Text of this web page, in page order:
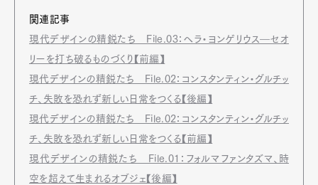
関連記事
現代デザインの精鋭たち File.03：ヘラ・ヨンゲリウス―セオ
リーを打ち破るものづくり【前編】
現代デザインの精鋭たち File.02：コンスタンティン・グルチッ
チ、失敗を恐れず新しい日常をつくる【後編】
現代デザインの精鋭たち File.02：コンスタンティン・グルチッ
チ、失敗を恐れず新しい日常をつくる【前編】
現代デザインの精鋭たち File.01：フォルマファンタズマ、時
空を超えて生まれるオブジェ【後編】